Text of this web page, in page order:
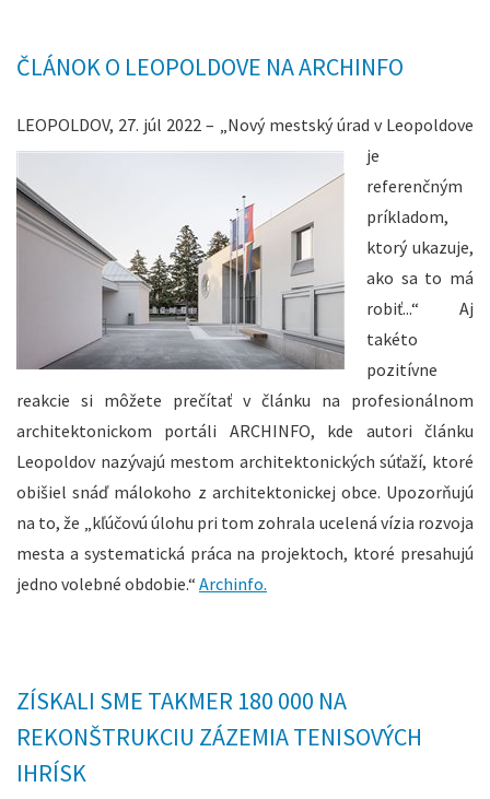
ČLÁNOK O LEOPOLDOVE NA ARCHINFO
LEOPOLDOV, 27. júl 2022 – „Nový mestský úrad v Leopoldove
je
referenčným
príkladom,
ktorý ukazuje,
ako sa to má
robiť...“ Aj
takéto
pozitívne
reakcie si môžete prečítať v článku na profesionálnom
architektonickom portáli ARCHINFO, kde autori článku
Leopoldov nazývajú mestom architektonických súťaží, ktoré
obišiel snáď málokoho z architektonickej obce. Upozorňujú
na to, že „kľúčovú úlohu pri tom zohrala ucelená vízia rozvoja
mesta a systematická práca na projektoch, ktoré presahujú
jedno volebné obdobie.“ Archinfo.
ZÍSKALI SME TAKMER 180 000 NA
REKONŠTRUKCIU ZÁZEMIA TENISOVÝCH
IHRÍSK